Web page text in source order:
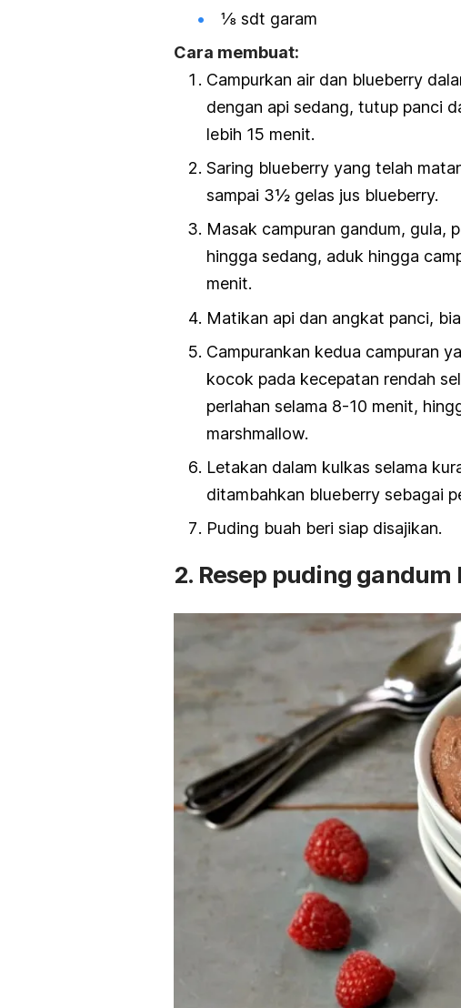
⅛ sdt garam
Cara membuat:
Campurkan air dan blueberry
dengan api sedang, tutup panci
lebih 15 menit.
Saring blueberry yang telah
sampai 3½ gelas jus blueberry.
Masak campuran gandum, gula,
hingga sedang, aduk hingga
menit.
Matikan api dan angkat panci,
Campurankan kedua campuran
kocok pada kecepatan rendah
perlahan selama 8-10 menit,
marshmallow.
Letakan dalam kulkas selama
ditambahkan blueberry sebagai
Puding buah beri siap disajikan.
2. Resep puding gandum